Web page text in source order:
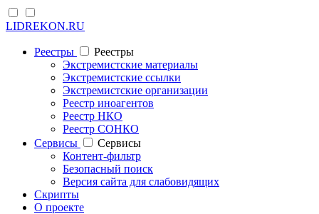
LIDREKON.RU
Реестры
Реестры
Экстремистские материалы
Экстремистские ссылки
Экстремистские организации
Реестр иноагентов
Реестр НКО
Реестр СОНКО
Cервисы
Cервисы
Контент-фильтр
Безопасный поиск
Версия сайта для слабовидящих
Скрипты
О проекте